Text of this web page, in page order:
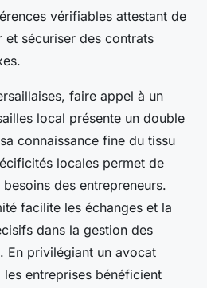
vérifiables attestant de
et sécuriser des contrats
faire appel à un
local présente un double
connaissance fine du tissu
locales permet de
des entrepreneurs.
facilite les échanges et la
dans la gestion des
En privilégiant un avocat
les entreprises bénéficient